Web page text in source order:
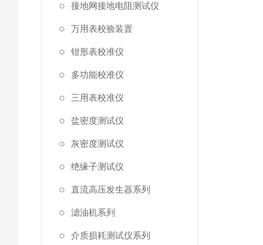
接地网接地电阻测试仪
万用表校验装置
钳形表校准仪
多功能校准仪
三用表校准仪
盐密度测试仪
灰密度测试仪
绝缘子测试仪
直流高压发生器系列
滤油机系列
介质损耗测试仪系列